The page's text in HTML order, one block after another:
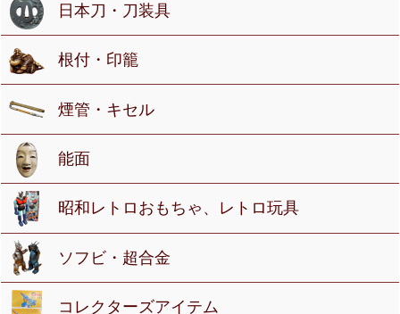
日本刀・刀装具
根付・印籠
煙管・キセル
能面
昭和レトロおもちゃ、レトロ玩具
ソフビ・超合金
コレクターズアイテム